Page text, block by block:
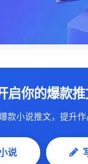
启你的爆款推
款小说推文，提升作
说